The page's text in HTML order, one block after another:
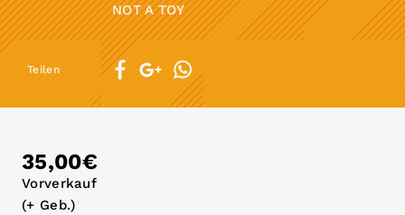
NOT A TOY
Teilen
35,00€
Vorverkauf
(+ Geb.)